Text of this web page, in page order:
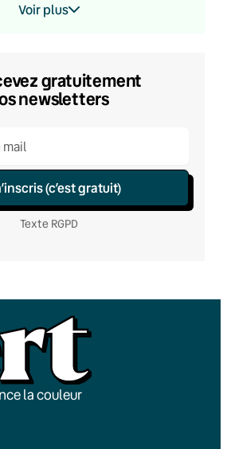
Voir plus
gratuitement
newsletters
(c’est gratuit)
Texte RGPD
la couleur